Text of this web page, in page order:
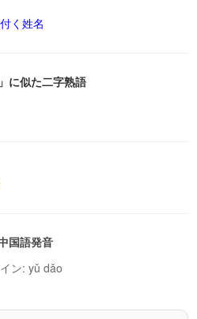
く姓名
に似た二字熟語
国語発音
ン: yǔ dǎo